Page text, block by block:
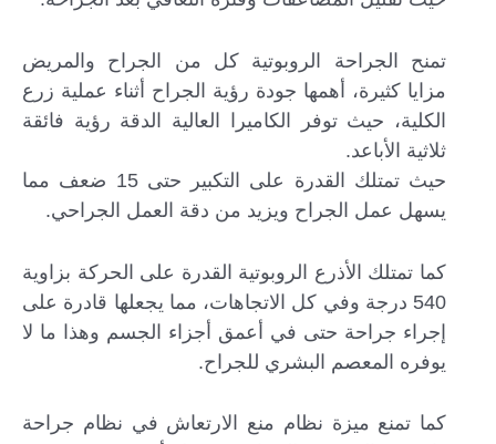
تمنح الجراحة الروبوتية كل من الجراح والمريض
مزايا كثيرة، أهمها جودة رؤية الجراح أثناء عملية زرع
الكلية، حيث توفر الكاميرا العالية الدقة رؤية فائقة
ثلاثية الأباعد.
حيث تمتلك القدرة على التكبير حتى 15 ضعف مما
يسهل عمل الجراح ويزيد من دقة العمل الجراحي.
كما تمتلك الأذرع الروبوتية القدرة على الحركة بزاوية
540 درجة وفي كل الاتجاهات، مما يجعلها قادرة على
إجراء جراحة حتى في أعمق أجزاء الجسم وهذا ما لا
يوفره المعصم البشري للجراح.
كما تمنع ميزة نظام منع الارتعاش في نظام جراحة